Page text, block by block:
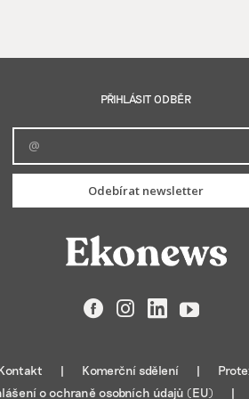
PŘIHLÁSIT ODBĚR
Odebírat newsletter
FacebookInstagramLinkedIn
Komerční sdělení
o ochraně osobních údajů (EU)